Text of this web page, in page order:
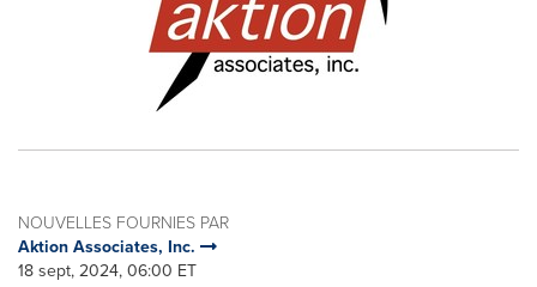
NOUVELLES FOURNIES PAR
Aktion Associates, Inc.
18 sept, 2024, 06:00 ET